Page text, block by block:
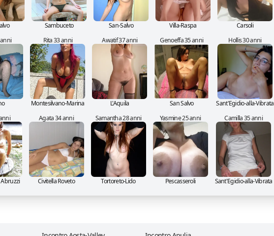
Sambuceto San-Salvo Villa-Raspa Carsoli
Rita 33 anni
Montesilvano-Marina
Awatif 37 anni
L'Aquila
Genoeffa 35 anni
San Salvo
Hollis 30 anni
Sant'Egidio-alla-Vibrata
Agata 34 anni
Civitella Roveto
Samantha 28 anni
Tortoreto-Lido
Yasmine 25 anni
Pescasseroli
Camilla 35 anni
Sant'Egidio-alla-Vibrata